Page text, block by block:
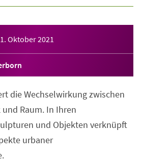
Oktober 2021
die Wechselwirkung zwischen
Raum. In Ihren
und Objekten verknüpft
urbaner